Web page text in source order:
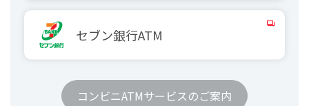
セブン銀行ATM
コンビニATMサービスのご案内